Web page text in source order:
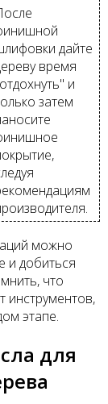
дайте
время
и
затем
можно
и добиться
что
инструментов,
этапе.
для